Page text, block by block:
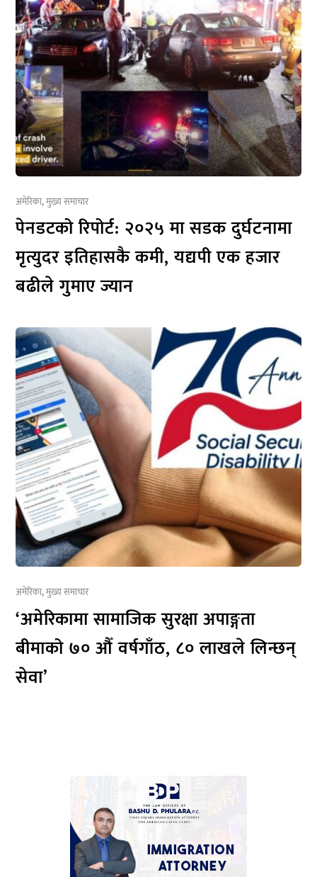
अमेरिका,मुख्य समाचार
पेनडटको रिपोर्ट: २०२५ मा सडक दुर्घटनामा
मृत्युदर इतिहासकै कमी, यद्यपी एक हजार
बढीले गुमाए ज्यान
अमेरिका,मुख्य समाचार
‘अमेरिकामा सामाजिक सुरक्षा अपाङ्गता
बीमाको ७० औँ वर्षगाँठ, ८० लाखले लिन्छन्
सेवा’